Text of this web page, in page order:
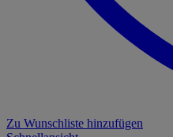
Zu Wunschliste hinzufügen